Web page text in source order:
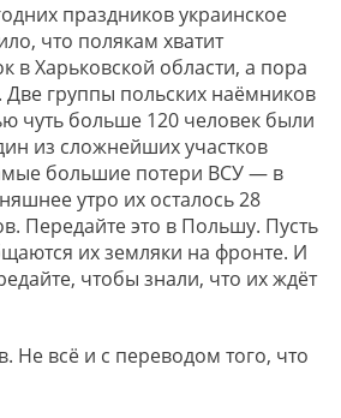
праздников украинское
что полякам хватит
в Харьковской области, а пора
Две группы польских наёмников
чуть больше 120 человек были
из сложнейших участков
большие потери ВСУ — в
утро их осталось 28
Передайте это в Польшу. Пусть
их земляки на фронте. И
чтобы знали, что их ждёт
Не всё и с переводом того, что